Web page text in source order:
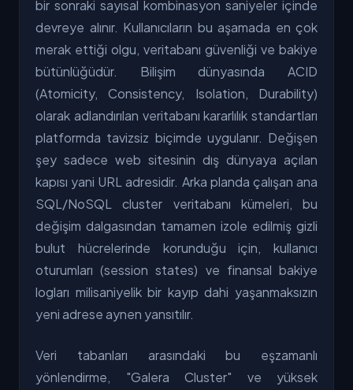
bir sonraki sayısal kombinasyon saniyeler içinde
devreye alınır. Kullanıcıların bu aşamada en çok
merak ettiği olgu, veritabanı güvenliği ve bakiye
bütünlüğüdür. Bilişim dünyasında ACID
(Atomicity, Consistency, Isolation, Durability)
olarak adlandırılan veritabanı kararlılık standartları
platformda tavizsiz biçimde uygulanır. Değişen
şey sadece web sitesinin dış dünyaya açılan
kapısı yani URL adresidir. Arka planda çalışan ana
SQL/NoSQL cluster veritabanı kümeleri, bu
değişim dalgasından tamamen izole edilmiş gizli
bulut hücrelerinde korunduğu için, kullanıcı
oturumları (session states) ve finansal bakiye
logları milisaniyelik bir kayıp dahi yaşanmaksızın
yeni adrese aynen yansıtılır.
Veri tabanları arasındaki bu eşzamanlı
yönlendirme, "Galera Cluster" ve yüksek